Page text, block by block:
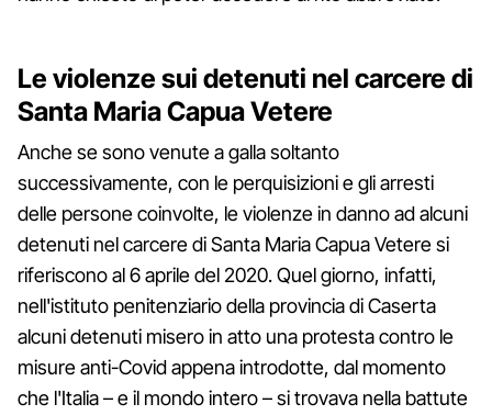
Le violenze sui detenuti nel carcere di
Santa Maria Capua Vetere
Anche se sono venute a galla soltanto
successivamente, con le perquisizioni e gli arresti
delle persone coinvolte, le violenze in danno ad alcuni
detenuti nel carcere di Santa Maria Capua Vetere si
riferiscono al 6 aprile del 2020. Quel giorno, infatti,
nell'istituto penitenziario della provincia di Caserta
alcuni detenuti misero in atto una protesta contro le
misure anti-Covid appena introdotte, dal momento
che l'Italia – e il mondo intero – si trovava nella battute